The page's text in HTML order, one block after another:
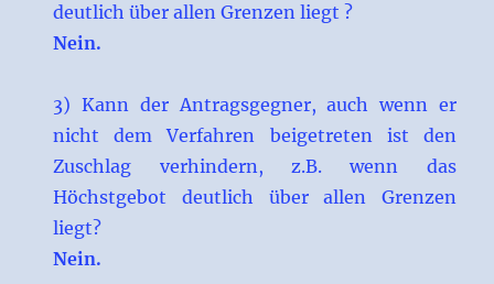
deutlich über allen Grenzen liegt ?
Nein.
3) Kann der Antragsgegner, auch wenn er
nicht dem Verfahren beigetreten ist den
Zuschlag verhindern, z.B. wenn das
Höchstgebot deutlich über allen Grenzen
liegt?
Nein.